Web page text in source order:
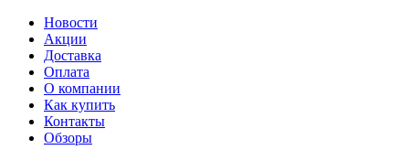
Новости
Акции
Доставка
Оплата
О компании
Как купить
Контакты
Обзоры